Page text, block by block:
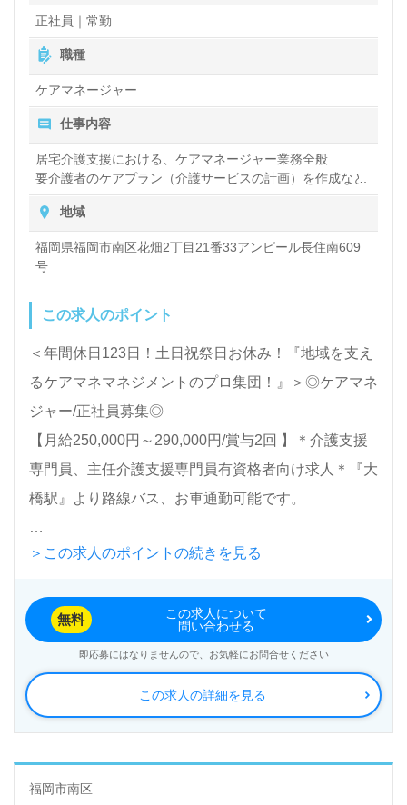
合わせも遠慮なくお願いします。
医療/福祉業界の正社員/パート求人探しは【ウィルオ
ブ介護】＊求人情報収集、将来的に検討の方も遠慮な
く＊
LINE、メール、お電話などご希望に応じてお問い合
わせ/ご相談可能です。転職相談、求人紹介、年収交
渉など完全無料サービスをご利用いただけます。＜非
公開求人も取扱いあり！＞"転職支援"のプロと一緒に
転職活動！お問い合わせお待ちしております。
正社員｜常勤
職種
ケアマネージャー
仕事内容
居宅介護支援における、ケアマネージャー業務全般
要介護者のケアプラン（介護サービスの計画）を作成など
地域
福岡県福岡市南区花畑2丁目21番33アンピール長住南609
号
この求人のポイント
＜年間休日123日！土日祝祭日お休み！『地域を支え
るケアマネマネジメントのプロ集団！』＞◎ケアマネ
ジャー/正社員募集◎
【月給250,000円～290,000円/賞与2回 】＊介護支援
専門員、主任介護支援専門員有資格者向け求人＊『大
橋駅』より路線バス、お車通勤可能です。
『ケアプランたけのこ』株式会社筍（本社：福岡県福
福岡県内を中心に居宅介護支援事業を展開されていま
す。
◎『介護が必要になったとき』頼れる、相談できる身
近なパートナー！あなたのご経験を活かしませんか◎
居宅または施設でのケアマネージャー経験（年数不
問）のある方を募集します。6名の職員様で構成され
＞この求人のポイントの続きを見る
この求人の詳細を見る
無料
この求人について
問い合わせる
即応募にはなりませんので、お気軽にお問合せください
福岡市南区